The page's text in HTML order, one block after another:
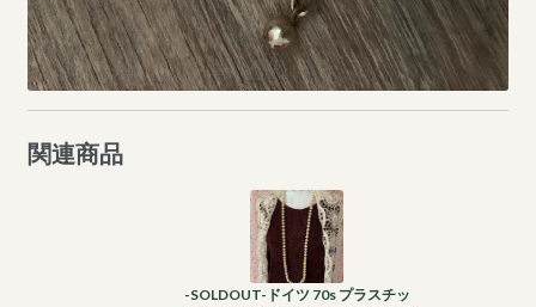
関連商品
-SOLDOUT-ドイツ 70s プラスチッ